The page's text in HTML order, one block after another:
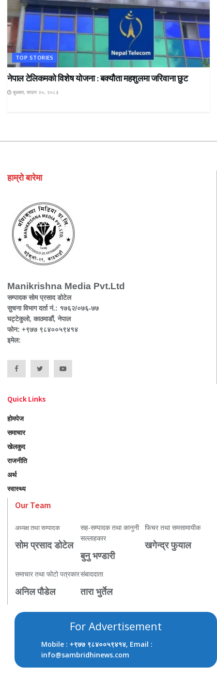
TOP STORIES
नेपाल टेलिकमको विशेष योजना : बक्यौता महशुलमा जरिवाना छुट
बुधबार, साउन २०, २०८३
हाम्रो बारेमा
Manikrishna Media Pvt.Ltd
सम्पादक सोम प्रसाद डोटेल
सुचना विभाग दर्ता नं.: १७६२/०७६-७७
घट्टेकुलो, काठमाडौं, नेपाल
फोन: +९७७ ९८४००५९४१४
इमेल:
Quick Links
होमपेज
समाचार
खेलकुद
राजनीति
अर्थ
स्वास्थ्य
Our Team
अध्यक्ष तथा सम्पादक
सोम प्रसाद डोटेल
सह-सम्पादक तथा कानुनी
सल्लाहकार
बुनु भण्डारी
फिचर तथा समसामायीक
खगेन्द्र फुयाल
समाचार तथा फोटो पत्रकार
अनिल पौडेल
संबाददाता
तारा भुर्तेल
For Advertisement
Mobile : +९७७ ९८४००५९४१४, Email :
info@sambridhinews.com